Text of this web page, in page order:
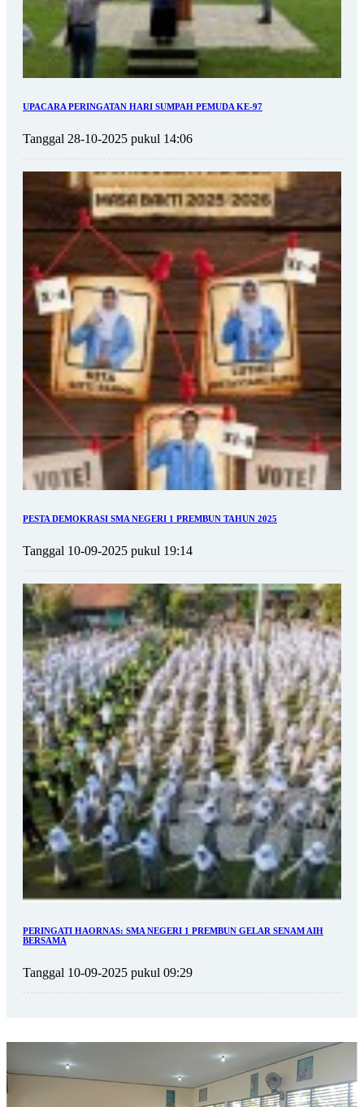
UPACARA PERINGATAN HARI SUMPAH PEMUDA KE-97
Tanggal 28-10-2025 pukul 14:06
PESTA DEMOKRASI SMA NEGERI 1 PREMBUN TAHUN 2025
Tanggal 10-09-2025 pukul 19:14
PERINGATI HAORNAS: SMA NEGERI 1 PREMBUN GELAR SENAM AIH
BERSAMA
Tanggal 10-09-2025 pukul 09:29